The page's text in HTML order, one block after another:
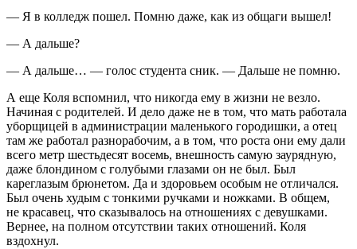
— Я в колледж пошел. Помню даже, как из общаги вышел!
— А дальше?
— А дальше… — голос студента сник. — Дальше не помню.
А еще Коля вспомнил, что никогда ему в жизни не везло.
Начиная с родителей. И дело даже не в том, что мать работала
уборщицей в администрации маленького городишки, а отец
там же работал разнорабочим, а в том, что роста они ему дали
всего метр шестьдесят восемь, внешность самую заурядную,
даже блондином с голубыми глазами он не был. Был
кареглазым брюнетом. Да и здоровьем особым не отличался.
Был очень худым с тонкими ручками и ножками. В общем,
не красавец, что сказывалось на отношениях с девушками.
Вернее, на полном отсутствии таких отношений. Коля
вздохнул.